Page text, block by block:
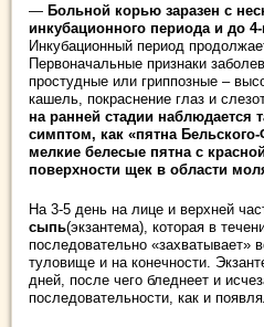
— Больной корью заразен с
инкубационного периода и до
Инкубационный период
Первоначальные признаки
простудные или гриппозные –
кашель, покраснение глаз и
на ранней стадии наблюдается
симптом, как «пятна
мелкие белесые пятна с
поверхности щек в области
На 3-5 день на лице и верхней
сыпь(экзантема), которая в
последовательно «захватывает»
туловище и на конечности.
дней, после чего бледнеет и
последовательности, как и